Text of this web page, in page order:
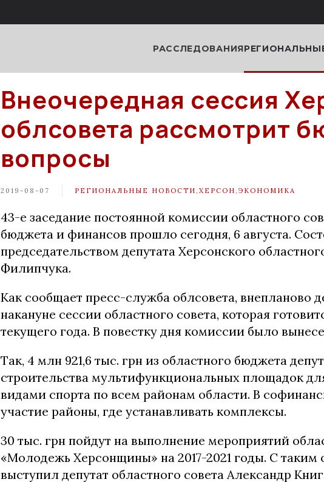
РАССЛЕДОВАНИЯ
Внеочередная сессия
облсовета рассмотрит
вопросы
2019-08-07 РЕГИОНАЛЬНЫЕ НОВОСТИ ХЕРСОН ЭКОНОМИКА
43-е заседание постоянной комиссии областного
бюджета и финансов прошло сегодня, 6 августа.
председательством депутата Херсонского
Филипчука.
Как сообщает пресс-служба облсовета, внепланово
накануне сессии областного совета, которая
текущего года. В повестку дня комиссии было
Так, 4 млн 921,6 тыс. грн из областного бюджета
строительства мультифункциональных площадок
видами спорта по всем районам области. В
участие районы, где устанавливать комплексы.
30 тыс. грн пойдут на выполнение мероприятий
«Молодежь Херсонщины» на 2017-2021 годы. С
выступил депутат областного совета Александр